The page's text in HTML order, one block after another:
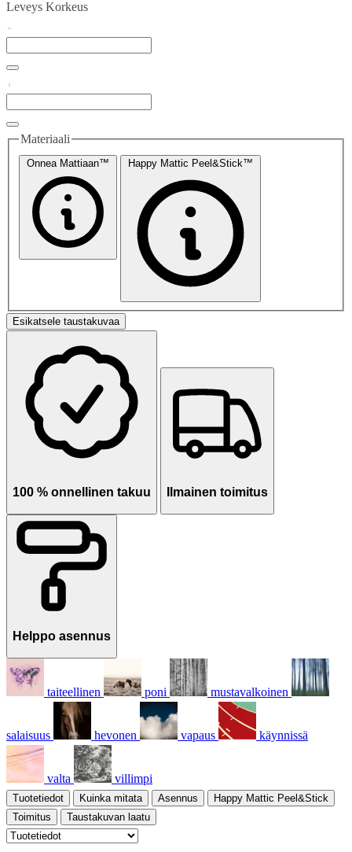
Leveys Korkeus
Materiaali
Onnea Mattiaan™ Happy Mattic Peel&Stick™
Esikatsele taustakuvaa
100 % onnellinen takuu Ilmainen toimitus
Helppo asennus
taiteellinen poni mustavalkoinen
salaisuus hevonen vapaus käynnissä
valta villimpi
Tuotetiedot Kuinka mitata Asennus
Happy Mattic Peel&Stick
Toimitus
Taustakuvan laatu